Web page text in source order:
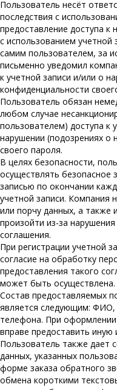
Пользователь несёт
последствия с
предоставление доступа
с использованием учетной
самим пользователем, за
письменно уведомил
к учетной записи и/или о
конфиденциальности
Пользователь обязан
любом случае
пользователем) доступа к
нарушении (подозрениях о
своего пароля.
В целях безопасности,
осуществлять безопасное
записью по окончании
учетной записи. Компания
или порчу данных, а также
произойти из-за
соглашения.
При регистрации учетной
согласие на обработку
предоставления такого
может быть осуществлена.
Состав предоставляемых
является следующим: ФИО,
телефона. При оформлении
вправе предоставить
Пользователь также дает
данных, указанных
форме заказа обратного
обмена короткими